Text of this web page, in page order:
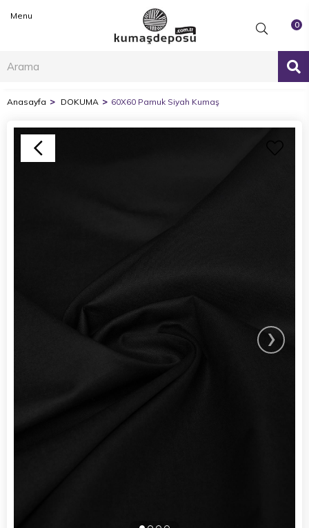
0
Menu
Anasayfa DOKUMA 60X60 Pamuk Siyah Kumaş
›